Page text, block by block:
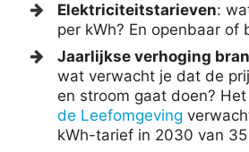
Elektriciteitstarieven:
per kWh? En openbaar of
Jaarlijkse verhoging
wat verwacht je dat de
en stroom gaat doen? Het
de Leefomgeving
kWh-tarief in 2030 van